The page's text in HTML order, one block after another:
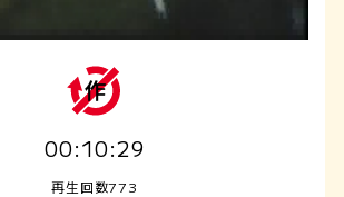
00:10:29
再生回数773